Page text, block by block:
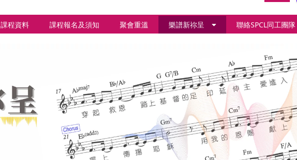
課程資料 課程報名及須知 聚會重溫 樂譜新祢呈 聯絡SPCL同工團隊